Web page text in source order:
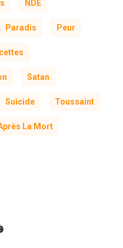
NDE
Paradis Peur
Satan
Suicide Toussaint
La Mort